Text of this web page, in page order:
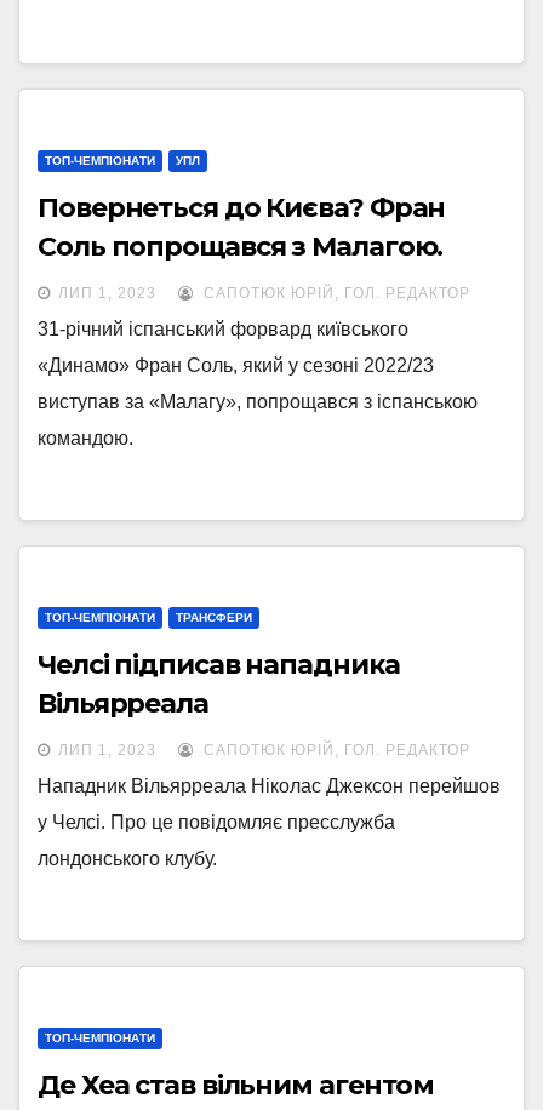
ТОП-ЧЕМПІОНАТИ УПЛ
Повернеться до Києва? Фран
Соль попрощався з Малагою.
ЛИП 1, 2023 САПОТЮК ЮРІЙ, ГОЛ. РЕДАКТОР
31-річний іспанський форвард київського
«Динамо» Фран Соль, який у сезоні 2022/23
виступав за «Малагу», попрощався з іспанською
командою.
ТОП-ЧЕМПІОНАТИ ТРАНСФЕРИ
Челсі підписав нападника
Вільярреала
ЛИП 1, 2023 САПОТЮК ЮРІЙ, ГОЛ. РЕДАКТОР
Нападник Вільярреала Ніколас Джексон перейшов
у Челсі. Про це повідомляє пресслужба
лондонського клубу.
ТОП-ЧЕМПІОНАТИ
Де Хеа став вільним агентом